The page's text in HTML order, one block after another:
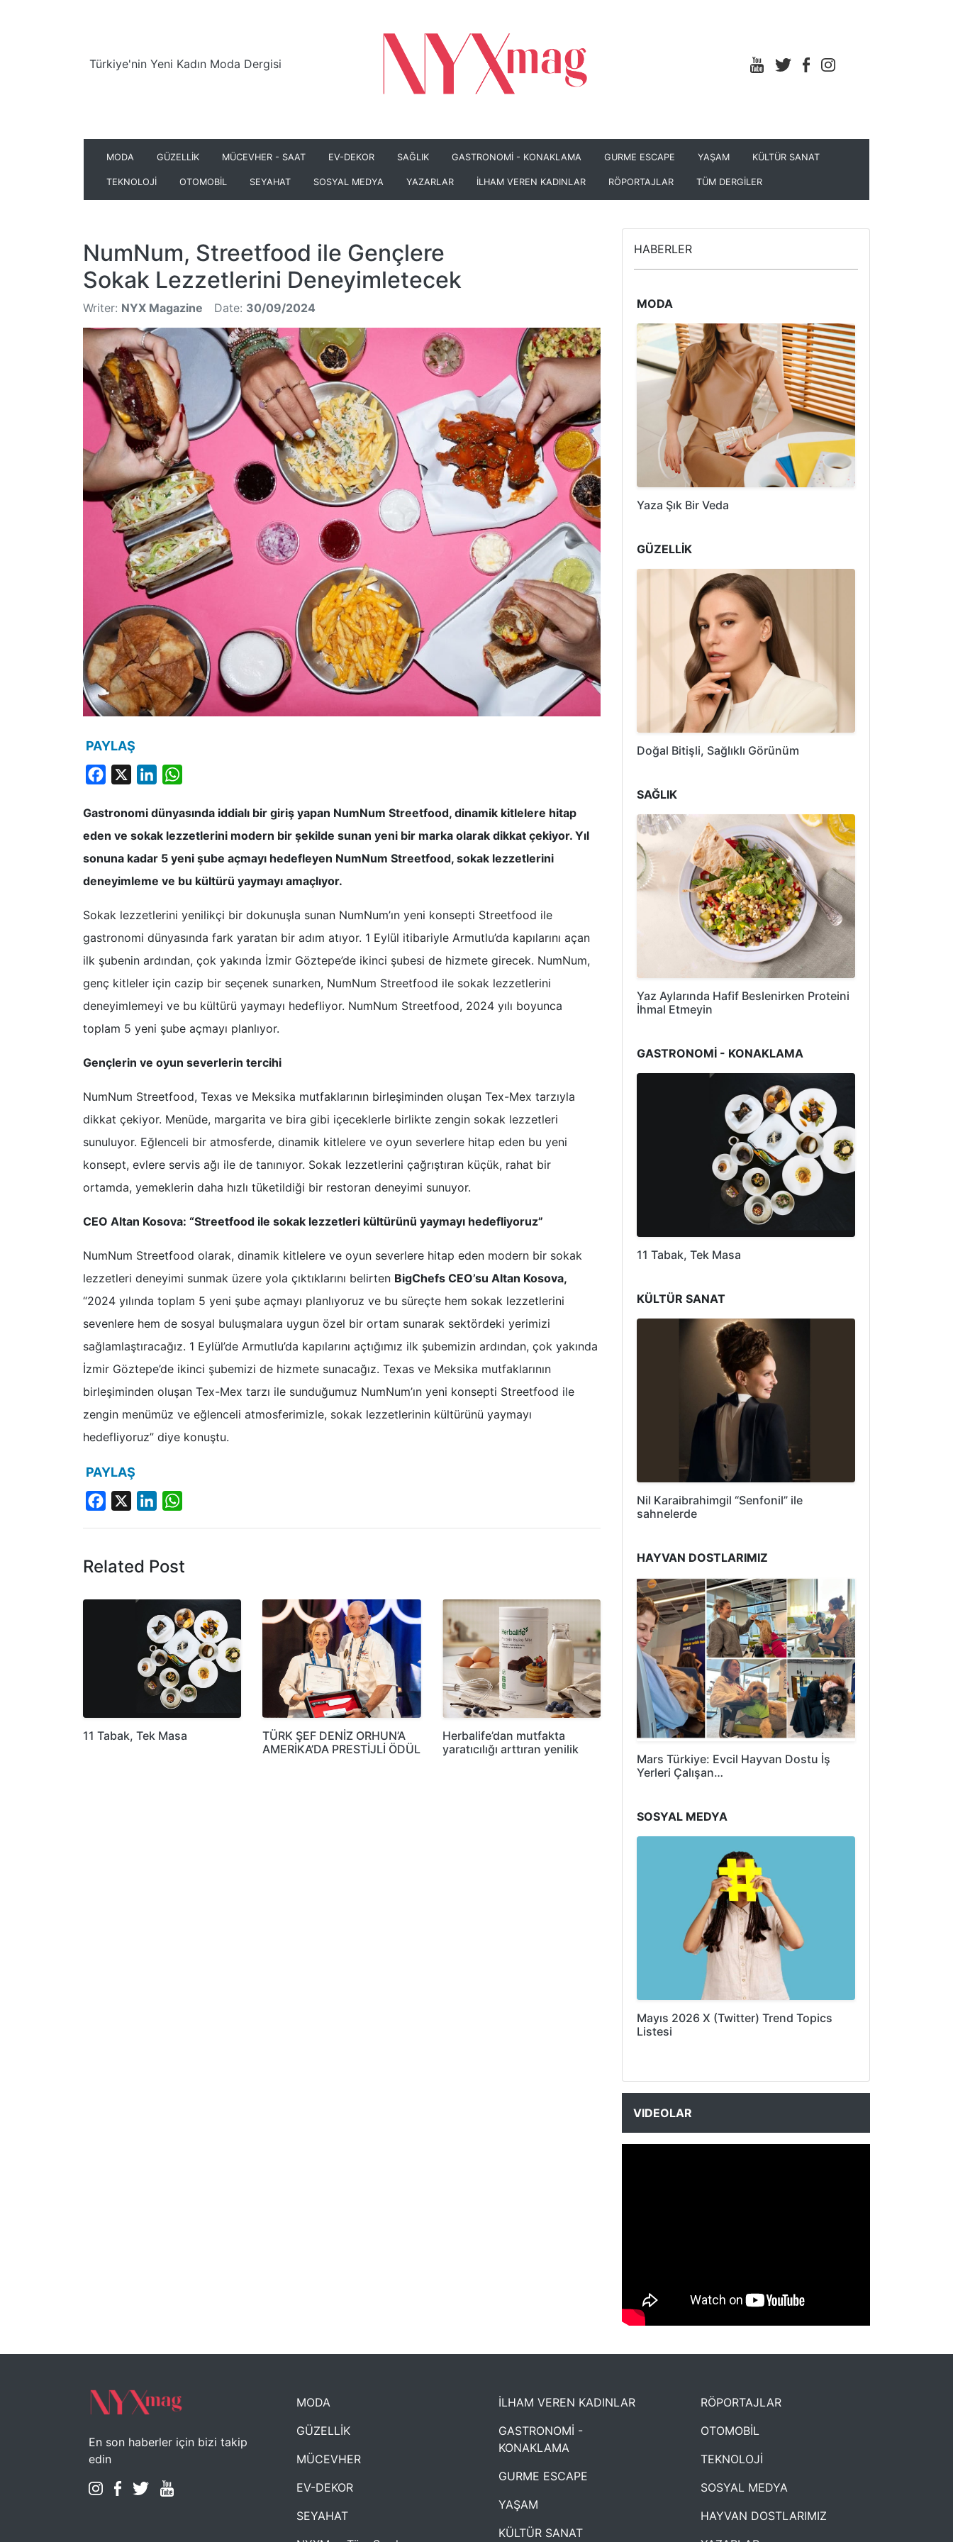
Türkiye'nin Yeni Kadın Moda Dergisi
MODA GÜZELLİK MÜCEVHER - SAAT EV-DEKOR SAĞLIK GASTRONOMİ - KONAKLAMA GURME ESCAPE YAŞAM KÜLTÜR SANAT
TEKNOLOJİ OTOMOBİL SEYAHAT SOSYAL MEDYA YAZARLAR İLHAM VEREN KADINLAR RÖPORTAJLAR TÜM DERGİLER
NumNum, Streetfood ile Gençlere
Sokak Lezzetlerini Deneyimletecek
Writer: NYX Magazine Date: 30/09/2024
PAYLAŞ
Facebook LinkedIn
Gastronomi dünyasında iddialı bir giriş yapan NumNum Streetfood, dinamik kitlelere hitap
eden ve sokak lezzetlerini modern bir şekilde sunan yeni bir marka olarak dikkat çekiyor. Yıl
sonuna kadar 5 yeni şube açmayı hedefleyen NumNum Streetfood, sokak lezzetlerini
deneyimleme ve bu kültürü yaymayı amaçlıyor.
Sokak lezzetlerini yenilikçi bir dokunuşla sunan NumNum’ın yeni konsepti Streetfood ile
gastronomi dünyasında fark yaratan bir adım atıyor. 1 Eylül itibariyle Armutlu’da kapılarını açan
ilk şubenin ardından, çok yakında İzmir Göztepe’de ikinci şubesi de hizmete girecek. NumNum,
genç kitleler için cazip bir seçenek sunarken, NumNum Streetfood ile sokak lezzetlerini
deneyimlemeyi ve bu kültürü yaymayı hedefliyor. NumNum Streetfood, 2024 yılı boyunca
toplam 5 yeni şube açmayı planlıyor.
Gençlerin ve oyun severlerin tercihi
NumNum Streetfood, Texas ve Meksika mutfaklarının birleşiminden oluşan Tex-Mex tarzıyla
dikkat çekiyor. Menüde, margarita ve bira gibi içeceklerle birlikte zengin sokak lezzetleri
sunuluyor. Eğlenceli bir atmosferde, dinamik kitlelere ve oyun severlere hitap eden bu yeni
konsept, evlere servis ağı ile de tanınıyor. Sokak lezzetlerini çağrıştıran küçük, rahat bir
ortamda, yemeklerin daha hızlı tüketildiği bir restoran deneyimi sunuyor.
CEO Altan Kosova: “Streetfood ile sokak lezzetleri kültürünü yaymayı hedefliyoruz”
NumNum Streetfood olarak, dinamik kitlelere ve oyun severlere hitap eden modern bir sokak
lezzetleri deneyimi sunmak üzere yola çıktıklarını belirten BigChefs CEO’su Altan Kosova,
“2024 yılında toplam 5 yeni şube açmayı planlıyoruz ve bu süreçte hem sokak lezzetlerini
sevenlere hem de sosyal buluşmalara uygun özel bir ortam sunarak sektördeki yerimizi
sağlamlaştıracağız. 1 Eylül’de Armutlu’da kapılarını açtığımız ilk şubemizin ardından, çok yakında
İzmir Göztepe’de ikinci şubemizi de hizmete sunacağız. Texas ve Meksika mutfaklarının
birleşiminden oluşan Tex-Mex tarzı ile sunduğumuz NumNum’ın yeni konsepti Streetfood ile
zengin menümüz ve eğlenceli atmosferimizle, sokak lezzetlerinin kültürünü yaymayı
hedefliyoruz” diye konuştu.
PAYLAŞ
Facebook LinkedIn
Related Post
11 Tabak, Tek Masa
TÜRK ŞEF DENİZ ORHUN’A
AMERİKA’DA PRESTİJLİ ÖDÜL
Herbalife’dan mutfakta
yaratıcılığı arttıran yenilik
HABERLER
MODA
Yaza Şık Bir Veda
GÜZELLİK
Doğal Bitişli, Sağlıklı Görünüm
SAĞLIK
Yaz Aylarında Hafif Beslenirken Proteini
İhmal Etmeyin
GASTRONOMİ - KONAKLAMA
11 Tabak, Tek Masa
KÜLTÜR SANAT
Nil Karaibrahimgil “Senfonil” ile
sahnelerde
HAYVAN DOSTLARIMIZ
Mars Türkiye: Evcil Hayvan Dostu İş
Yerleri Çalışan…
SOSYAL MEDYA
Mayıs 2026 X (Twitter) Trend Topics
Listesi
VIDEOLAR
NYXmag 2. Yaş Kutlama Etkinliği
En son haberler için bizi takip
edin
MODA
GÜZELLİK
MÜCEVHER
EV-DEKOR
SEYAHAT
İLHAM VEREN KADINLAR
GASTRONOMİ -
KONAKLAMA
GURME ESCAPE
YAŞAM
KÜLTÜR SANAT
RÖPORTAJLAR
OTOMOBİL
TEKNOLOJİ
SOSYAL MEDYA
HAYVAN DOSTLARIMIZ